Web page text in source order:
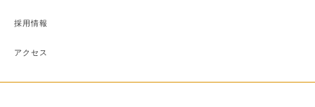
採用情報
アクセス